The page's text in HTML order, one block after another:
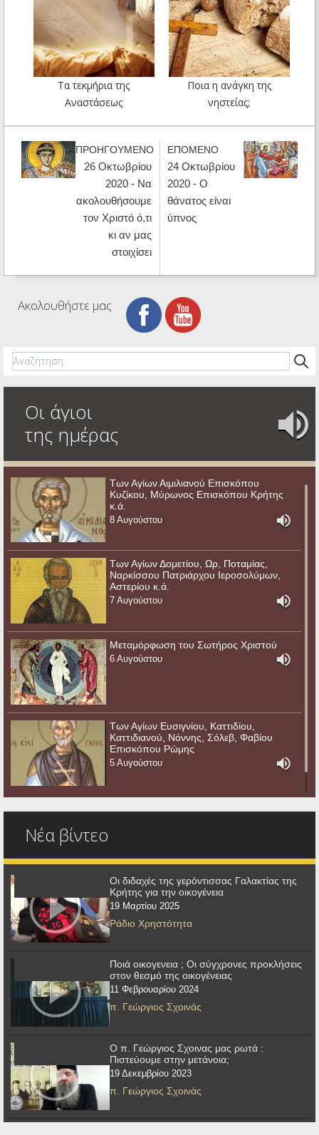
Τα τεκμήρια της
Αναστάσεως
Ποια η ανάγκη της
νηστείας;
ΠΡΟΗΓΟΥΜΕΝΟ
26 Οκτωβρίου
2020 - Να
ακολουθήσουμε
τον Χριστό ό,τι
κι αν μας
στοιχίσει
ΕΠΟΜΕΝΟ
24 Οκτωβρίου
2020 - Ο
θάνατος είναι
ύπνος
Ακολουθήστε μας
Οι άγιοι
της ημέρας
Των Αγίων Αιμιλιανού Επισκόπου
Κυζίκου, Μύρωνος Επισκόπου Κρήτης
κ.ά.
8 Αυγούστου
Των Αγίων Δομετίου, Ωρ, Ποταμίας,
Ναρκίσσου Πατριάρχου Ιεροσολύμων,
Αστερίου κ.ά.
7 Αυγούστου
Μεταμόρφωση του Σωτήρος Χριστού
6 Αυγούστου
Των Αγίων Ευσιγνίου, Καττιδίου,
Καττιδιανού, Νόννης, Σόλεβ, Φαβίου
Επισκόπου Ρώμης
5 Αυγούστου
Νέα βίντεο
Οι διδαχές της γερόντισσας Γαλακτίας της
Κρήτης για την οικογένεια
19 Μαρτίου 2025
Ράδιο Χρηστότητα
Ποιά οικογενεια ; Οι σύγχρονες προκλήσεις
στον θεσμό της οικογένειας
11 Φεβρουαρίου 2024
π. Γεώργιος Σχοινάς
Ο π. Γεώργιος Σχοινας μας ρωτά :
Πιστεύουμε στην μετάνοια;
19 Δεκεμβρίου 2023
π. Γεώργιος Σχοινάς